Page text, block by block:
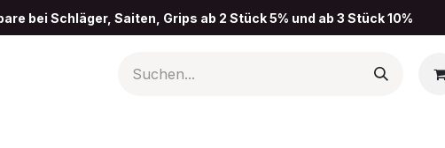
bei Schläger, Saiten, Grips ab 2 Stück 5% und ab 3 Stück 10%